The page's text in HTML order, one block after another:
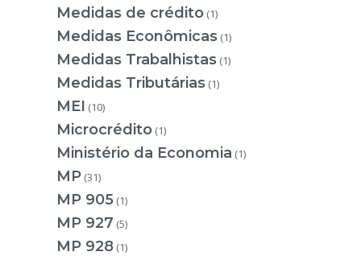
Medidas de crédito (1)
Medidas Econômicas (1)
Medidas Trabalhistas (1)
Medidas Tributárias (1)
MEI (10)
Microcrédito (1)
Ministério da Economia (1)
MP (31)
MP 905 (1)
MP 927 (5)
MP 928 (1)